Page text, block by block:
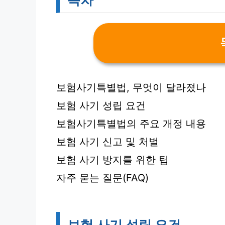
보험사기특별법, 무엇이 달라졌나
보험 사기 성립 요건
보험사기특별법의 주요 개정 내용
보험 사기 신고 및 처벌
보험 사기 방지를 위한 팁
자주 묻는 질문(FAQ)